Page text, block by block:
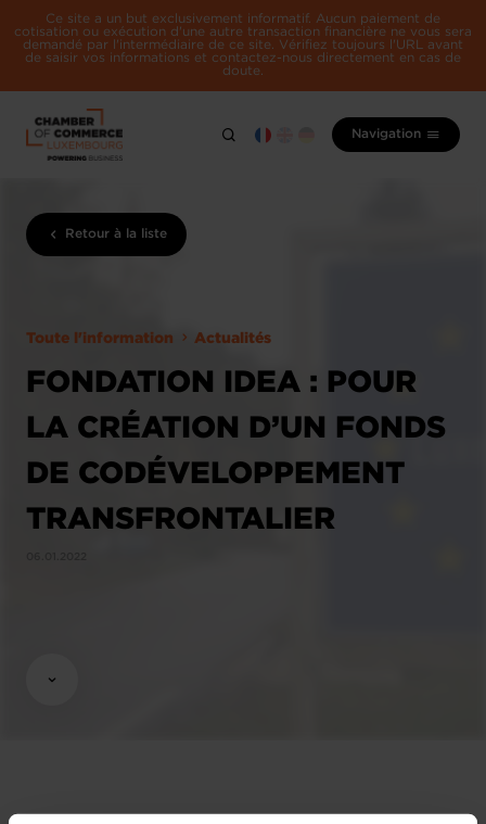
Ce site a un but exclusivement informatif. Aucun paiement de
cotisation ou exécution d'une autre transaction financière ne vous sera
demandé par l'intermédiaire de ce site. Vérifiez toujours l'URL avant
de saisir vos informations et contactez-nous directement en cas de
doute.
Navigation
Retour à la liste
Toute l'information Actualités
FONDATION IDEA : POUR
LA CRÉATION D’UN FONDS
DE CODÉVELOPPEMENT
TRANSFRONTALIER